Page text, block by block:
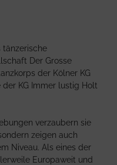
tänzerische
Der Grosse
der Kölner KG
der KG Immer lustig Holt
verzaubern sie
zeigen auch
Niveau. Als eines der
Europaweit und